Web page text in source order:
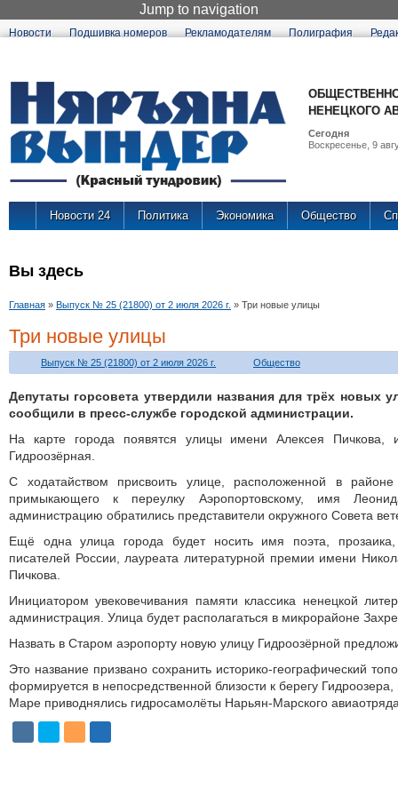
Jump to navigation
Новости Подшивка номеров Рекламодателям Полиграфия
НЕНЕЦКОГО
Сегодня
Воскресенье, 9
Новости 24 Политика Экономика Общество
Вы здесь
Главная » Выпуск № 25 (21800) от 2 июля 2026 г. » Три новые улицы
Три новые улицы
Выпуск № 25 (21800) от 2 июля 2026 г. Общество
Депутаты горсовета утвердили названия для трёх новых
сообщили в пресс-службе городской администрации.
На карте города появятся улицы имени Алексея
Гидроозёрная.
С ходатайством присвоить улице, расположенной в
примыкающего к переулку Аэропортовскому, имя
администрацию обратились представители окружного Совета
Ещё одна улица города будет носить имя поэта,
писателей России, лауреата литературной премии имени
Пичкова.
Инициатором увековечивания памяти классика ненецкой
администрация. Улица будет располагаться в микрорайоне
Назвать в Старом аэропорту новую улицу Гидроозёрной
Это название призвано сохранить историко-географический
формируется в непосредственной близости к берегу
Маре приводнялись гидросамолёты Нарьян-Марского